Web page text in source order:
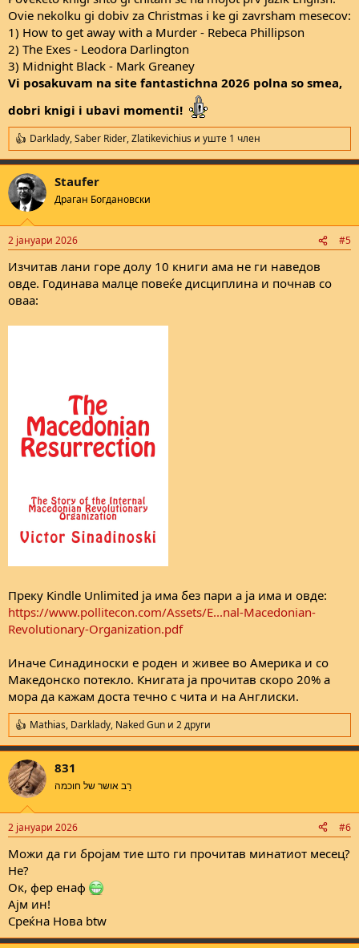
Ovie nekolku gi dobiv za Christmas i ke gi zavrsham mesecov:
1) How to get away with a Murder - Rebeca Phillipson
2) The Exes - Leodora Darlington
3) Midnight Black - Mark Greaney
Vi posakuvam na site fantastichna 2026 polna so smea,
dobri knigi i ubavi momenti!
R
e
a
c
t
i
n
s
Darklady,Saber Rider,Zlatikevichius и уште 1 член
Staufer
Драган Богдановски
2 јануари 2026 #5
Изчитав лани горе долу 10 книги ама не ги наведов
овде. Годинава малце повеќе дисциплина и почнав со
оваа:
Преку Kindle Unlimited ја има без пари а ја има и овде:
https://www.pollitecon.com/Assets/E...nal-Macedonian-
Revolutionary-Organization.pdf
Иначе Синадиноски е роден и живее во Америка и со
Македонско потекло. Книгата ја прочитав скоро 20% а
мора да кажам доста течно с чита и на Англиски.
R
e
a
c
t
i
n
s
Mathias, Darklady, Naked Gun и 2 други
831
רַב אושר של חוכמה
2 јануари 2026 #6
Можи да ги бројам тие што ги прочитав минатиот месец?
Не?
Ок, фер енаф
Ајм ин!
Среќна Нова btw